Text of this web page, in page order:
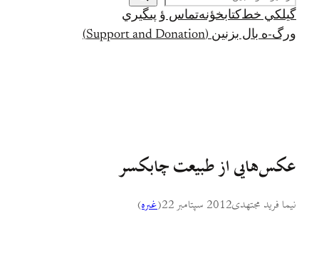
س
ت
ج
گيلکي خط کتابخؤنهتماس ؤ پىگيري
ورگ-ه بال بزنين (Support and Donation)
عکس‌هایی از طبیعت چابکسر
نیما فرید مجتهدی2012 سپتامبر 22 (غىره)